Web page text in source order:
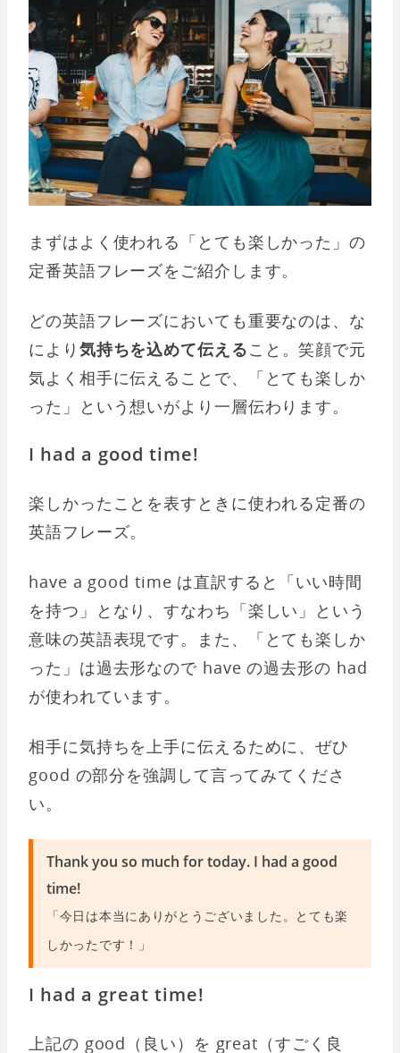
まずはよく使われる「とても楽しかった」の
定番英語フレーズをご紹介します。
どの英語フレーズにおいても重要なのは、な
により 気持ちを込めて伝えること。笑顔で元
気よく相手に伝えることで、「とても楽しか
った」という想いがより一層伝わります。
I had a good time!
楽しかったことを表すときに使われる定番の
英語フレーズ。
have a good time は直訳すると「いい時間
を持つ」となり、すなわち「楽しい」という
意味の英語表現です。また、「とても楽しか
った」は過去形なので have の過去形の had
が使われています。
相手に気持ちを上手に伝えるために、ぜひ
good の部分を強調して言ってみてくださ
い。
Thank you so much for today. I had a good
time!
「今日は本当にありがとうございました。とても楽
しかったです！」
I had a great time!
上記の good（良い）を great（すごく良